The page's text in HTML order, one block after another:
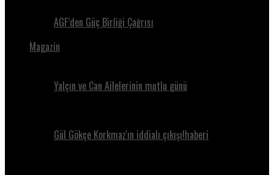
AGF’den Güç Birliği Çağrısı
Magazin
Yalçın ve Can Ailelerinin mutlu günü
Gül Gökçe Korkmaz'ın iddialı çıkışı!haberi